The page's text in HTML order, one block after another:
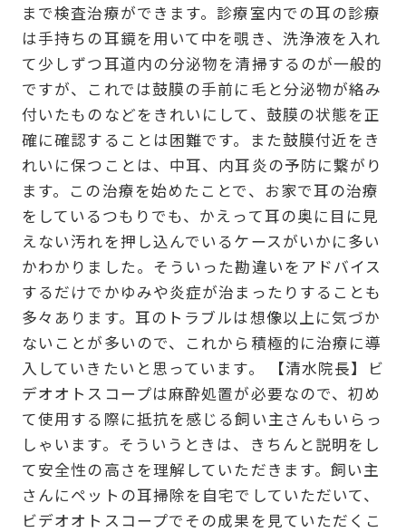
まで検査治療ができます。診療室内での耳の診療
は手持ちの耳鏡を用いて中を覗き、洗浄液を入れ
て少しずつ耳道内の分泌物を清掃するのが一般的
ですが、これでは鼓膜の手前に毛と分泌物が絡み
付いたものなどをきれいにして、鼓膜の状態を正
確に確認することは困難です。また鼓膜付近をき
れいに保つことは、中耳、内耳炎の予防に繋がり
ます。この治療を始めたことで、お家で耳の治療
をしているつもりでも、かえって耳の奥に目に見
えない汚れを押し込んでいるケースがいかに多い
かわかりました。そういった勘違いをアドバイス
するだけでかゆみや炎症が治まったりすることも
多々あります。耳のトラブルは想像以上に気づか
ないことが多いので、これから積極的に治療に導
入していきたいと思っています。 【清水院長】ビ
デオオトスコープは麻酔処置が必要なので、初め
て使用する際に抵抗を感じる飼い主さんもいらっ
しゃいます。そういうときは、きちんと説明をし
て安全性の高さを理解していただきます。飼い主
さんにペットの耳掃除を自宅でしていただいて、
ビデオオトスコープでその成果を見ていただくこ